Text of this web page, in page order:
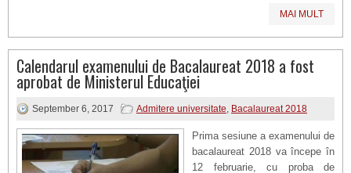
MAI MULT
Calendarul examenului de Bacalaureat 2018 a fost
aprobat de Ministerul Educaţiei
September 6, 2017 Admitere universitate, Bacalaureat 2018
Prima sesiune a examenului de
bacalaureat 2018 va începe în
12 februarie, cu proba de